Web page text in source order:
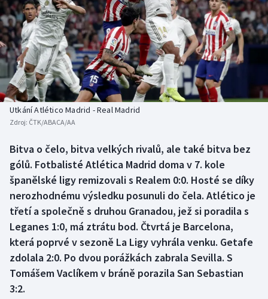
Americký fotbal
Baseball a softbal
Basketbal
Biatlon
Boby a skeleton
Box
Curling
Dostihy
Florbal
Futsal
Golf
NEPŘEHLÉDNĚTE
Soutěže
Historické návraty
Aplikace ČT sport
AZ kvíz
Utkání Atlético Madrid - Real Madrid
Zdroj: ČTK/ABACA/AA
Bitva o čelo, bitva velkých rivalů, ale také bitva bez
gólů. Fotbalisté Atlética Madrid doma v 7. kole
španělské ligy remizovali s Realem 0:0. Hosté se díky
nerozhodnému výsledku posunuli do čela. Atlético je
třetí a společně s druhou Granadou, jež si poradila s
Leganes 1:0, má ztrátu bod. Čtvrtá je Barcelona,
která poprvé v sezoně La Ligy vyhrála venku. Getafe
zdolala 2:0. Po dvou porážkách zabrala Sevilla. S
Tomášem Vaclíkem v bráně porazila San Sebastian
3:2.